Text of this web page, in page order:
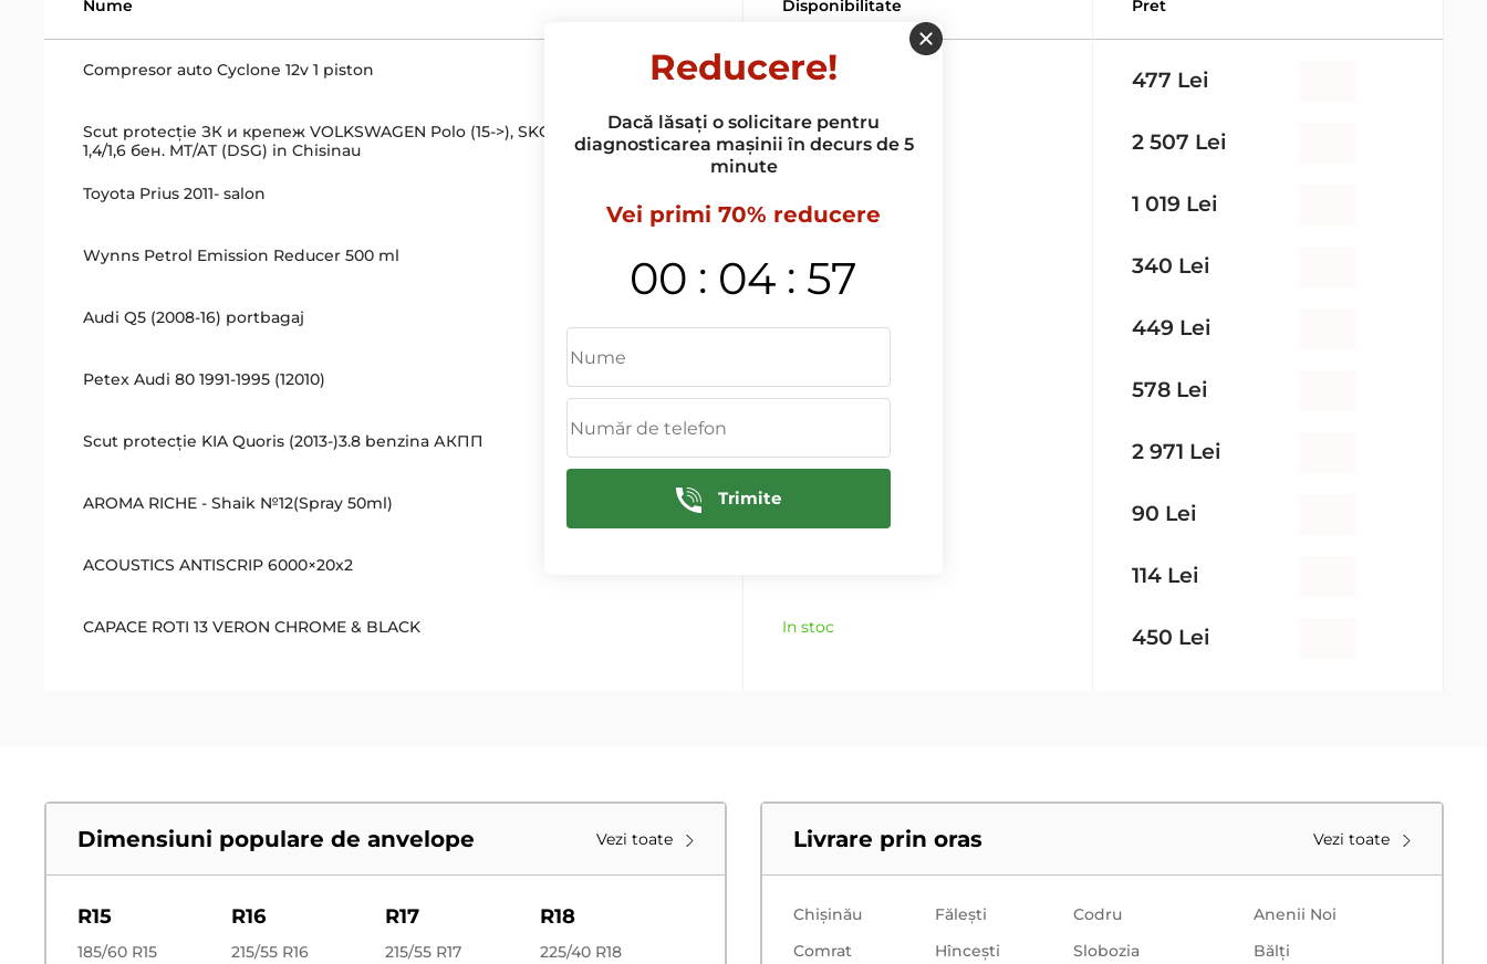
Nume Disponibilitate Pret
Compresor auto Cyclone 12v 1 piston In stoc 477 Lei
Scut protecţie ЗК и крепеж VOLKSWAGEN Polo (15->), SKODA Rapid (17->)
1,4/1,6 бен. MT/AT (DSG) in Chisinau
In stoc 2 507 Lei
Toyota Prius 2011- salon 1 019 Lei
Wynns Petrol Emission Reducer 500 ml 340 Lei
Audi Q5 (2008-16) portbagaj 449 Lei
Petex Audi 80 1991-1995 (12010) 578 Lei
Scut protecţie KIA Quoris (2013-)3.8 benzina АКПП 2 971 Lei
AROMA RICHE - Shaik №12(Spray 50ml) 90 Lei
ACOUSTICS ANTISCRIP 6000×20x2 114 Lei
CAPACE ROTI 13 VERON CHROME & BLACK In stoc 450 Lei
Dimensiuni populare de anvelope Vezi toate
R15
185/60 R15
R16
215/55 R16
R17
215/55 R17
R18
225/40 R18
Livrare prin oras Vezi toate
Chișinău Făleşti Codru
Anenii Noi
Comrat
Hînceşti Slobozia
Bălţi
Reducere!
Dacă lăsați o solicitare pentru
diagnosticarea mașinii în decurs de 5
minute
Vei primi 70% reducere
00 : 04 : 57
Trimite